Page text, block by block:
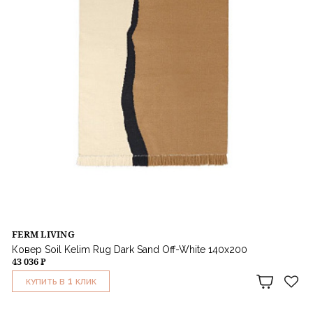
FERM LIVING
Ковер Soil Kelim Rug Dark Sand Off-White 140x200
43 036 ₽
КУПИТЬ В 1 КЛИК